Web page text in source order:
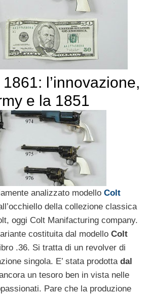
l’innovazione,
e la 1851
analizzato modello Colt
della collezione classica
oggi Colt Manifacturing company.
costituita dal modello Colt
.36. Si tratta di un revolver di
singola. E’ stata prodotta dal
un tesoro ben in vista nelle
Pare che la produzione